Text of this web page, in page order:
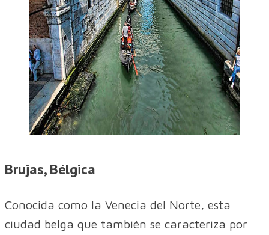
Brujas, Bélgica
Conocida como la Venecia del Norte, esta
ciudad belga que también se caracteriza por